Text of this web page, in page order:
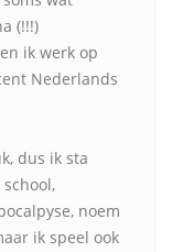
(!!!)
ik werk op
Nederlands
dus ik sta
noem
ik speel ook